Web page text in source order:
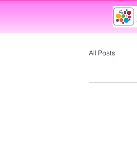
All Posts